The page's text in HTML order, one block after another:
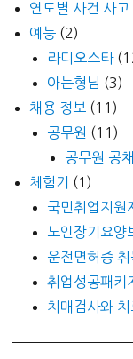
연도별 사건 사고
예능 (2)
라디오스타
아는형님 (3)
채용 정보 (11)
공무원 (11)
공무원 공채
체험기
(1)
국민취업지원
노인장기요양
운전면허증 취
취업성공패키
치매검사와 치